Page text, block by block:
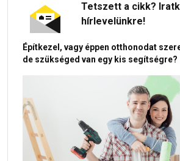
Tetszett a cikk?
hírlevelünkre!
Építkezel, vagy éppen otthonodat
de szükséged van egy kis segítségre?